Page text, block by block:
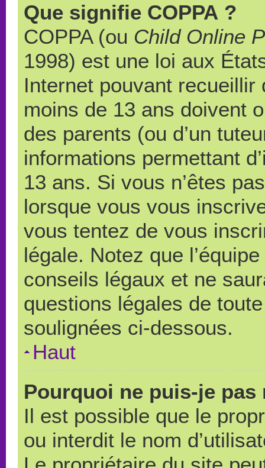
Que signifie COPPA ?
COPPA (ou Child Online
1998) est une loi aux
Internet pouvant
moins de 13 ans doivent
des parents (ou d’un
informations permettant
13 ans. Si vous n’êtes
lorsque vous vous
vous tentez de vous
légale. Notez que
conseils légaux et ne
questions légales de
soulignées ci-dessous.
Haut
Pourquoi ne puis-je pas
Il est possible que le
ou interdit le nom